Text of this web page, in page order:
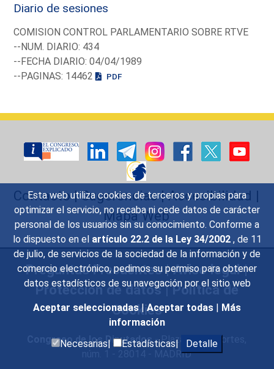
Esta web utiliza cookies de terceros y propias para
optimizar el servicio, no recaba ni cede datos de carácter
personal de los usuarios sin su conocimiento. Conforme a
lo dispuesto en el artículo 22.2 de la Ley 34/2002 , de 11
de julio, de servicios de la sociedad de la información y de
comercio electrónico, pedimos su permiso para obtener
datos estadísticos de su navegación por el sitio web
Aceptar seleccionadas | Aceptar todas | Más
información
Necesarias|
Estadísticas| Detalle
Diario de sesiones
COMISION CONTROL PARLAMENTARIO SOBRE RTVE
--NUM. DIARIO: 434
--FECHA DIARIO: 04/04/1989
--PAGINAS: 14462
PDF
Contacto|Sugerencias|Accesibilidad |
Mapa Web
Preguntas Frecuentes|Aviso legal|
Protección de datos|Política de
Cookies
Congreso de los Diputados- Plaza de las Cortes,
núm. 1 - 28014 - MADRID